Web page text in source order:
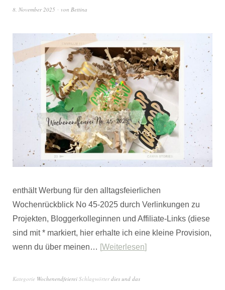
8. November 2025 von Bettina
enthält Werbung für den alltagsfeierlichen
Wochenrückblick No 45-2025 durch Verlinkungen zu
Projekten, Bloggerkolleginnen und Affiliate-Links (diese
sind mit * markiert, hier erhalte ich eine kleine Provision,
wenn du über meinen… Weiterlesen
Kategorie Wochenendfeierei Schlagwörterdies und das